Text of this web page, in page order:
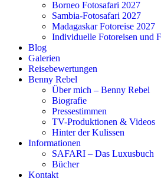
Borneo Fotosafari 2027
Sambia-Fotosafari 2027
Madagaskar Fotoreise 2027
Individuelle Fotoreisen und
Blog
Galerien
Reisebewertungen
Benny Rebel
Über mich – Benny Rebel
Biografie
Pressestimmen
TV-Produktionen & Videos
Hinter der Kulissen
Informationen
SAFARI – Das Luxusbuch
Bücher
Kontakt